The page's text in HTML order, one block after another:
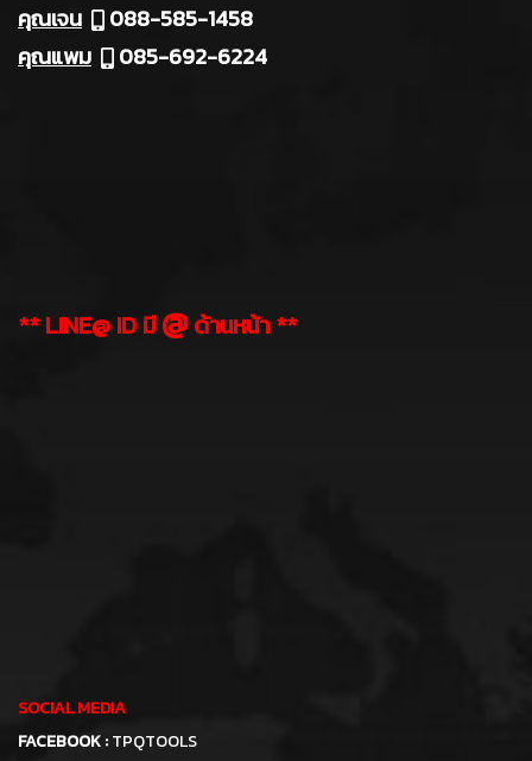
คุณเจน
088-585-1458
คุณแพม
085-692-6224
** LINE@ ID มี @ด้านหน้า **
SOCIAL MEDIA
FACEBOOK :TPQTOOLS